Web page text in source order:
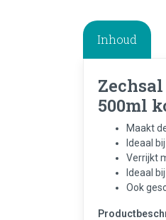
Inhoud
500ml
Maakt
Ideaal
Verrijkt
Ideaal
Ook